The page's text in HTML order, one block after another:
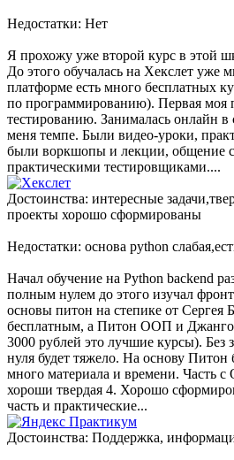
Недостатки: Нет
Я прохожу уже второй курс в этой
До этого обучалась на Хекслет уже
платформе есть много бесплатных
по программированию). Первая моя
тестированию. Занималась онлайн
меня темпе. Были видео-уроки,
были воркшопы и лекции, общение
практическими тестировщиками....
Достоинства: интересные
проекты хорошо сформированы
Недостатки: основа python
Начал обучение на Python backend
полным нулем до этого изучал
основы питон на степике от Сергея
бесплатным, а Питон ООП и
3000 рублей это лучшие курсы). Без
нуля будет тяжело. На основу
много материала и времени. Часть
хороши твердая 4. Хорошо
часть и практические...
Достоинства: Поддержка,